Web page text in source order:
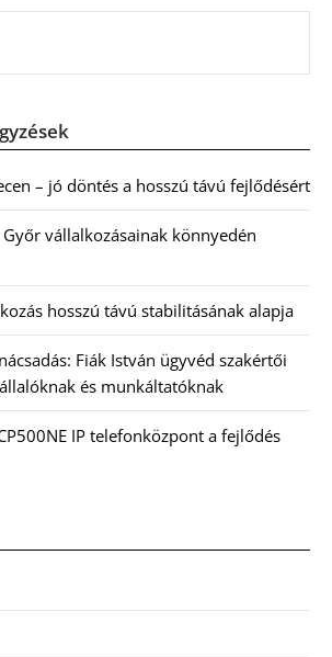
– jó döntés a hosszú távú fejlődésért
vállalkozásainak könnyedén
hosszú távú stabilitásának alapja
Fiák István ügyvéd szakértői
és munkáltatóknak
IP telefonközpont a fejlődés